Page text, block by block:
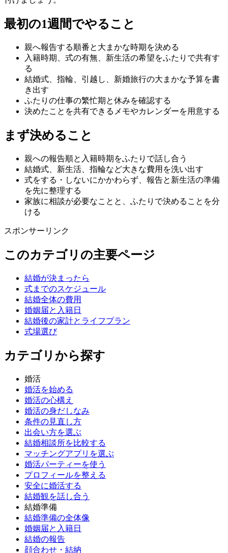
最初の1週間でやること
親へ報告する順番と大まかな時期を決める
入籍時期、式の有無、新生活の希望をふたりで共有す
る
結婚式、指輪、引越し、新婚旅行の大まかな予算を書
き出す
ふたりの仕事の繁忙期と休みを確認する
決めたことを共有できるメモやカレンダーを用意する
まず決めること
親への報告順と入籍時期をふたりで話し合う
結婚式、新生活、指輪など大きな費用を洗い出す
式をする・しないにかかわらず、報告と新生活の準備
を先に整理する
家族に相談が必要なことと、ふたりで決めることを分
ける
スポンサーリンク
このカテゴリの主要ページ
結婚が決まったら
式までのスケジュール
結婚全体の費用
婚姻届と入籍日
結婚後の家計とライフプラン
式場選び
カテゴリから探す
婚活
婚活を始める
婚活の心構え
婚活の身だしなみ
条件の見直し方
出会い方を選ぶ
結婚相談所を比較する
マッチングアプリを選ぶ
婚活パーティーを使う
プロフィールを整える
安全に婚活する
結婚観を話し合う
結婚準備
結婚準備の全体像
婚姻届と入籍日
結婚の報告
顔合わせ・結納